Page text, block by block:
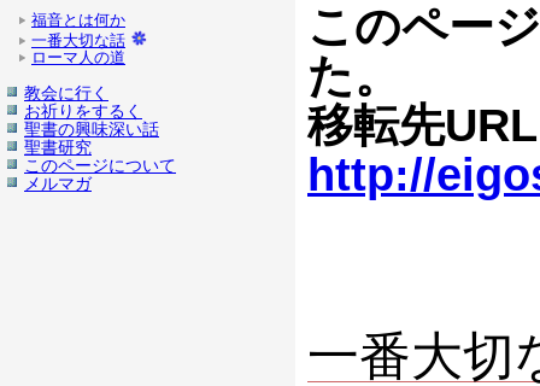
福音とは何か
一番大切な話
ローマ人の道
教会に行く
お祈りをするく
聖書の興味深い話
聖書研究
このページについて
メルマガ
このペー
た。
移転先
http://
一番大切